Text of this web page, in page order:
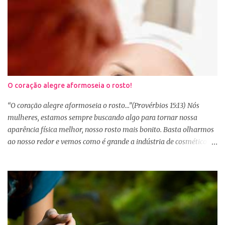
O coração alegre aformoseia o rosto!
“O coração alegre aformoseia o rosto...”(Provérbios 15:13) Nós
mulheres, estamos sempre buscando algo para tornar nossa
aparência física melhor, nosso rosto mais bonito. Basta olharmos
ao nosso redor e vemos como é grande a indústria de cosméticos e
se maquiar e testam produtos. Não é errado gostar de se cuidar e
buscar conhecimento de como ficar mais bonita e atraente. Eu
também gosto de maquiagem e dicas de beleza, no entanto,
precisamos cuidar primeiramente da nossa beleza interior. A